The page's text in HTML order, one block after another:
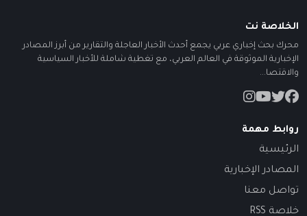
الخلاصة نت
محرك بحث إخباري عربي يجمع أحدث الأخبار العاجلة والتقارير من أبرز المصادر
الإخبارية الموثوقة في العالم العربي، مع تغطية شاملة للأخبار السياسية
والاقتصا...
روابط مهمة
الرئيسية
المصادر الإخبارية
تواصل معنا
خلاصة RSS